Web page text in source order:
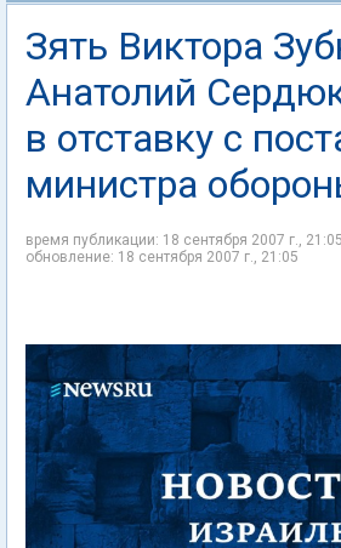
Зять Виктора
Анатолий
в отставку с
министра
время публикации: 18 сентября 2007 г.,
обновление: 18 сентября 2007 г., 21:05